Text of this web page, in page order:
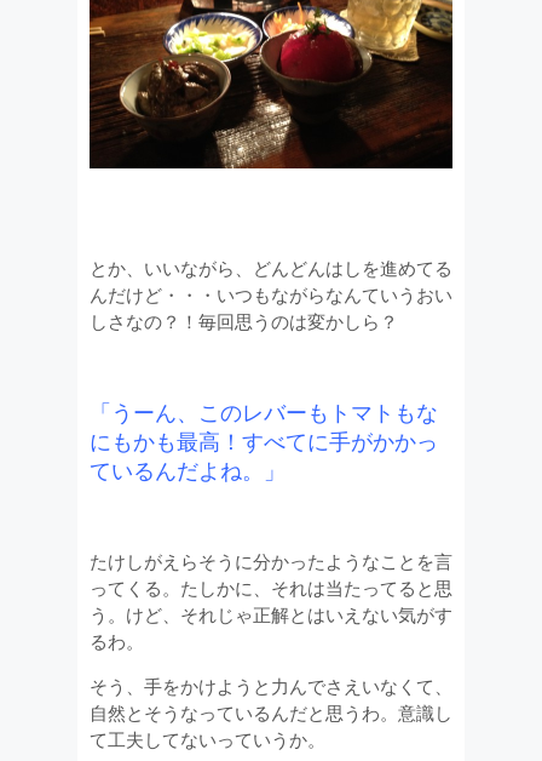
とか、いいながら、どんどんはしを進めてる
んだけど・・・いつもながらなんていうおい
しさなの？！毎回思うのは変かしら？
「うーん、このレバーもトマトもな
にもかも最高！すべてに手がかかっ
ているんだよね。」
たけしがえらそうに分かったようなことを言
ってくる。たしかに、それは当たってると思
う。けど、それじゃ正解とはいえない気がす
るわ。
そう、手をかけようと力んでさえいなくて、
自然とそうなっているんだと思うわ。意識し
て工夫してないっていうか。